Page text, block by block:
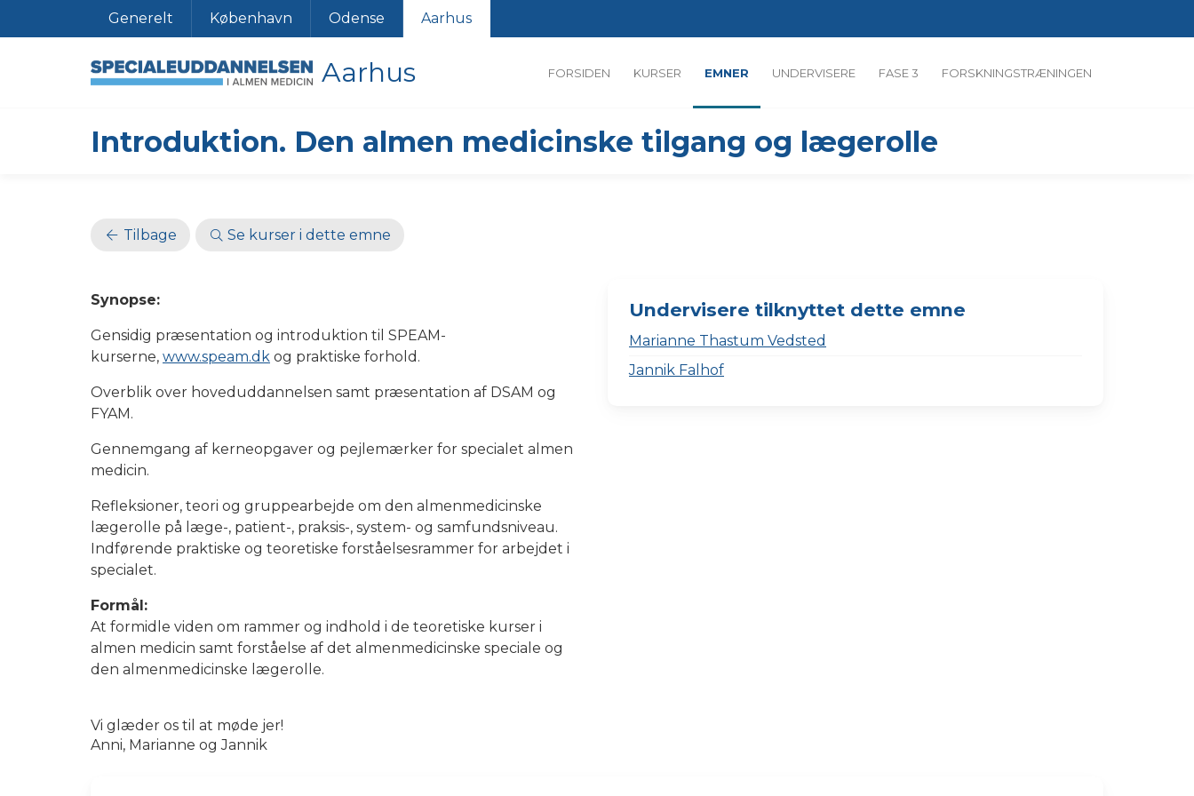
Generelt København Odense Aarhus
Aarhus FORSIDEN KURSER EMNER UNDERVISERE FASE 3 FORSKNINGSTRÆNINGEN
Introduktion. Den almen medicinske tilgang og lægerolle
Tilbage Se kurser i dette emne
Synopse:
Gensidig præsentation og introduktion til SPEAM-
kurserne, www.speam.dk og praktiske forhold.
Overblik over hoveduddannelsen samt præsentation af DSAM og
FYAM.
Gennemgang af kerneopgaver og pejlemærker for specialet almen
medicin.
Refleksioner, teori og gruppearbejde om den almenmedicinske
lægerolle på læge-, patient-, praksis-, system- og samfundsniveau.
Indførende praktiske og teoretiske forståelsesrammer for arbejdet i
specialet.
Formål:
At formidle viden om rammer og indhold i de teoretiske kurser i
almen medicin samt forståelse af det almenmedicinske speciale og
den almenmedicinske lægerolle.
Vi glæder os til at møde jer!
Anni, Marianne og Jannik
Undervisere tilknyttet dette emne
Marianne Thastum Vedsted
Jannik Falhof